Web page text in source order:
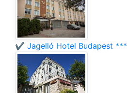
✔️ Jagelló Hotel Budapest ***